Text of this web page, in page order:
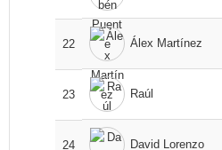
22 Álex Martínez
23 Raúl
24 David Lorenzo